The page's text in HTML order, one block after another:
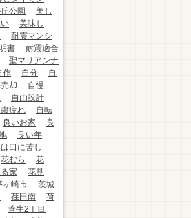
公園
美し
美味し
耐震マンシ
書
耐震適合
聖マリアンナ
作 自分
自
却
自慢
自由設計
疲れ
自転
良いお家
良
良い年
口に苦し
花むら
花
家
花見
ヶ崎市
茨城
荏田南
荷
菅生2丁目